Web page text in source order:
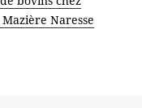
Naresse